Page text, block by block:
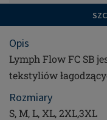
Opis
Lymph Flow FC SB
tekstyliów
Rozmiary
S, M, L, XL, 2XL,3XL